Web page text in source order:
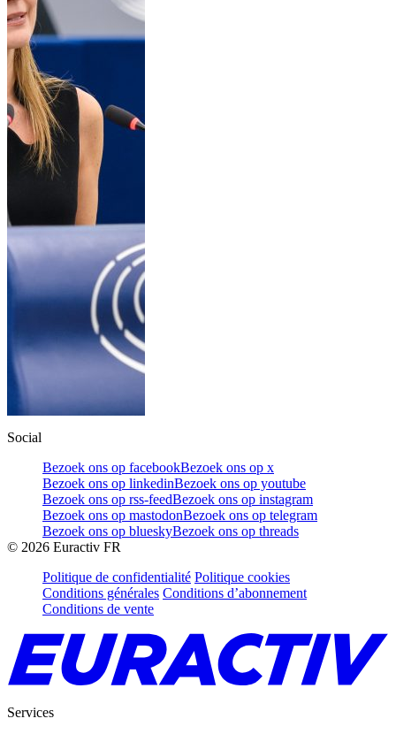
Social
Bezoek ons op facebookBezoek ons op x
Bezoek ons op linkedinBezoek ons op youtube
Bezoek ons op rss-feedBezoek ons op instagram
Bezoek ons op mastodonBezoek ons op telegram
Bezoek ons op blueskyBezoek ons op threads
© 2026 Euractiv FR
Politique de confidentialité Politique cookies
Conditions générales Conditions d’abonnement
Conditions de vente
Services